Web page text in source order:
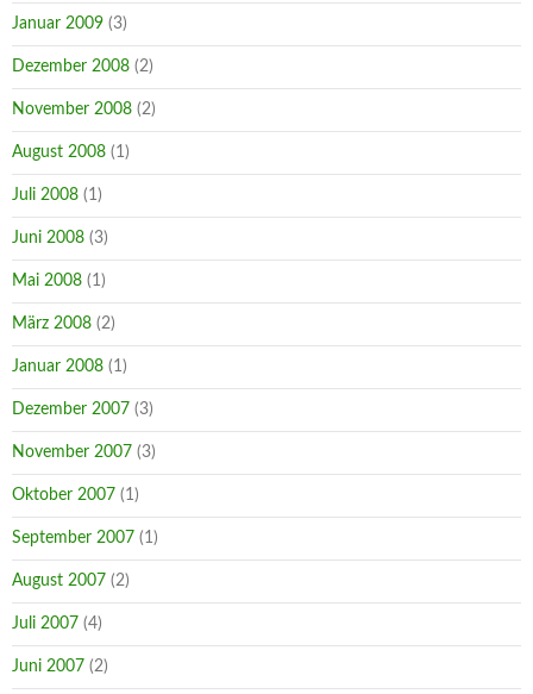
Januar 2009 (3)
Dezember 2008 (2)
November 2008 (2)
August 2008 (1)
Juli 2008 (1)
Juni 2008 (3)
Mai 2008 (1)
März 2008 (2)
Januar 2008 (1)
Dezember 2007 (3)
November 2007 (3)
Oktober 2007 (1)
September 2007 (1)
August 2007 (2)
Juli 2007 (4)
Juni 2007 (2)